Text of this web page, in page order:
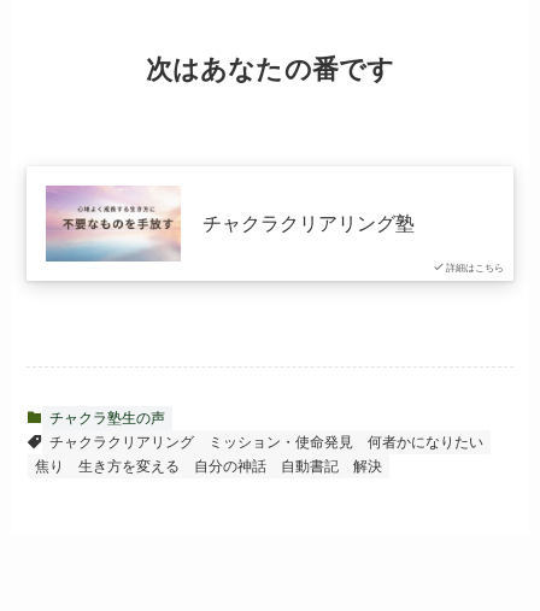
次はあなたの番です
詳細はこちら
チャクラクリアリング塾
チャクラ塾生の声
チャクラクリアリング
ミッション・使命発見
何者かになりたい
焦り
生き方を変える 自分の神話 自動書記 解決